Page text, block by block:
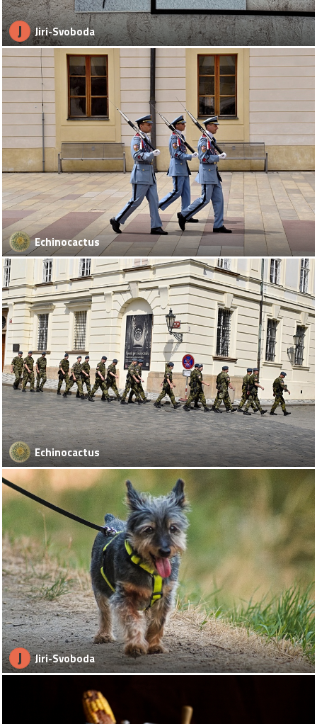
J Jiri-Svoboda
Echinocactus
Echinocactus
J Jiri-Svoboda